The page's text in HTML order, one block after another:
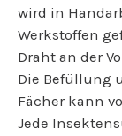
wird in
Werkstoffen
Draht an der
Die Befüllung
Fächer kann
Jede